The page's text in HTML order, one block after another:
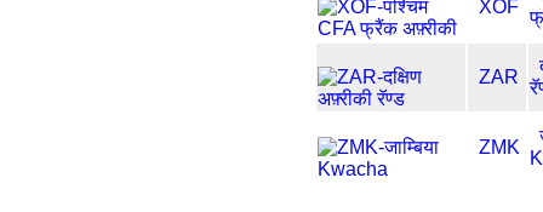
XOF
ZAR
ZMK